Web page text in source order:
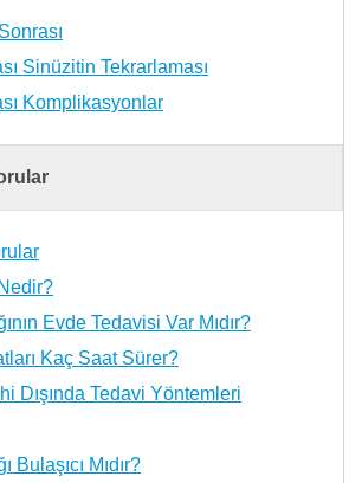
Sinüzitin Tekrarlaması
Komplikasyonlar
Evde Tedavisi Var Mıdır?
Kaç Saat Sürer?
Dışında Tedavi Yöntemleri
Bulaşıcı Mıdır?